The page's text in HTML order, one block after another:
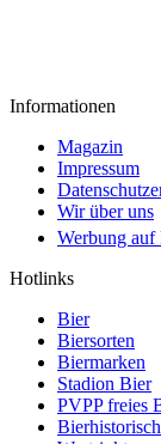
Informationen
Magazin
Impressum
Wir über uns
Werbung auf
Hotlinks
Bier
Biersorten
Biermarken
Stadion Bier
PVPP freies